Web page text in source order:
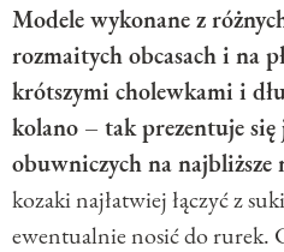
Modele wykonane z
rozmaitych obcasach i na
krótszymi cholewkami i
kolano – tak prezentuje
obuwniczych na najbliższe
kozaki najłatwiej łączyć z
ewentualnie nosić do rurek.